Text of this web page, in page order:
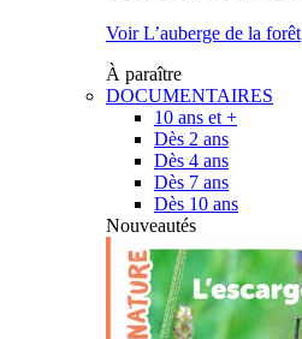
Voir L’auberge de la forêt
À paraître
DOCUMENTAIRES
10 ans et +
Dès 2 ans
Dès 4 ans
Dès 7 ans
Dès 10 ans
Nouveautés